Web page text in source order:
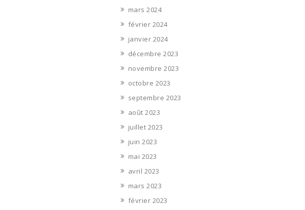
mars 2024
février 2024
janvier 2024
décembre 2023
novembre 2023
octobre 2023
septembre 2023
août 2023
juillet 2023
juin 2023
mai 2023
avril 2023
mars 2023
février 2023